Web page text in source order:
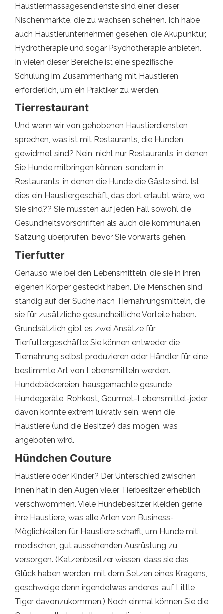
Haustiermassagesendienste sind einer dieser
Nischenmärkte, die zu wachsen scheinen. Ich habe
auch Haustierunternehmen gesehen, die Akupunktur,
Hydrotherapie und sogar Psychotherapie anbieten.
In vielen dieser Bereiche ist eine spezifische
Schulung im Zusammenhang mit Haustieren
erforderlich, um ein Praktiker zu werden.
Tierrestaurant
Und wenn wir von gehobenen Haustierdiensten
sprechen, was ist mit Restaurants, die Hunden
gewidmet sind? Nein, nicht nur Restaurants, in denen
Sie Hunde mitbringen können, sondern in
Restaurants, in denen die Hunde die Gäste sind. Ist
dies ein Haustiergeschäft, das dort erlaubt wäre, wo
Sie sind?? Sie müssten auf jeden Fall sowohl die
Gesundheitsvorschriften als auch die kommunalen
Satzung überprüfen, bevor Sie vorwärts gehen.
Tierfutter
Genauso wie bei den Lebensmitteln, die sie in ihren
eigenen Körper gesteckt haben. Die Menschen sind
ständig auf der Suche nach Tiernahrungsmitteln, die
sie für zusätzliche gesundheitliche Vorteile haben.
Grundsätzlich gibt es zwei Ansätze für
Tierfuttergeschäfte: Sie können entweder die
Tiernahrung selbst produzieren oder Händler für eine
bestimmte Art von Lebensmitteln werden.
Hundebäckereien, hausgemachte gesunde
Hundegeräte, Rohkost, Gourmet-Lebensmittel-jeder
davon könnte extrem lukrativ sein, wenn die
Haustiere (und die Besitzer) das mögen, was
angeboten wird.
Hündchen Couture
Haustiere oder Kinder? Der Unterschied zwischen
ihnen hat in den Augen vieler Tierbesitzer erheblich
verschwommen. Viele Hundebesitzer kleiden gerne
ihre Haustiere, was alle Arten von Business-
Möglichkeiten für Haustiere schafft, um Hunde mit
modischen, gut aussehenden Ausrüstung zu
versorgen. (Katzenbesitzer wissen, dass sie das
Glück haben werden, mit dem Setzen eines Kragens,
geschweige denn irgendetwas anderes, auf Little
Tiger davonzukommen.) Noch einmal können Sie die